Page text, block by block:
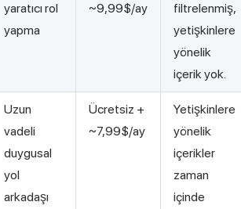
yaratıcı rol
yapma
~9,99$/ay
filtrelenmiş,
yetişkinlere
yönelik
içerik yok.
Uzun
vadeli
duygusal
yol
arkadaşı
Ücretsiz +
~7,99$/ay
Yetişkinlere
yönelik
içerikler
zaman
içinde